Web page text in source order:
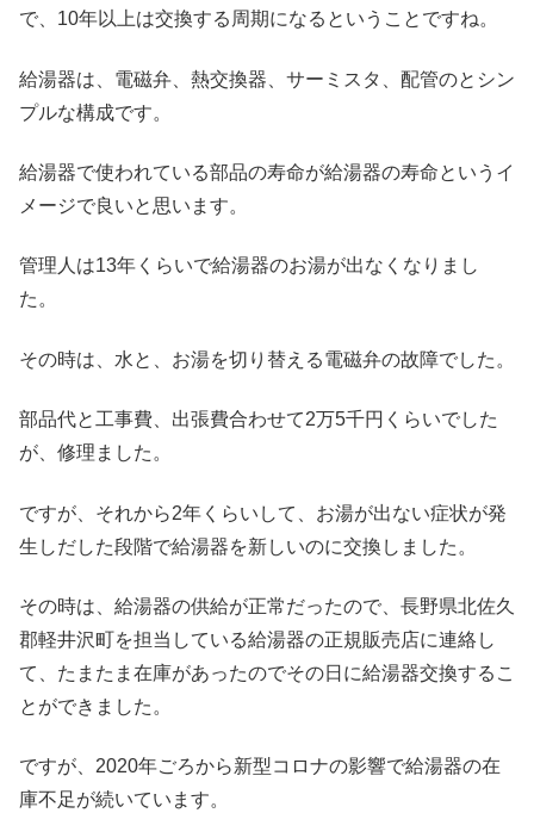
で、10年以上は交換する周期になるということですね。
給湯器は、電磁弁、熱交換器、サーミスタ、配管のとシン
プルな構成です。
給湯器で使われている部品の寿命が給湯器の寿命というイ
メージで良いと思います。
管理人は13年くらいで給湯器のお湯が出なくなりまし
た。
その時は、水と、お湯を切り替える電磁弁の故障でした。
部品代と工事費、出張費合わせて2万5千円くらいでした
が、修理ました。
ですが、それから2年くらいして、お湯が出ない症状が発
生しだした段階で給湯器を新しいのに交換しました。
その時は、給湯器の供給が正常だったので、長野県北佐久
郡軽井沢町を担当している給湯器の正規販売店に連絡し
て、たまたま在庫があったのでその日に給湯器交換するこ
とができました。
ですが、2020年ごろから新型コロナの影響で給湯器の在
庫不足が続いています。